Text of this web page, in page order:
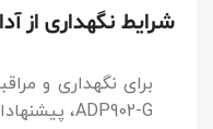
شرایط نگهداری از آداپتور ۹ ولت 2
ADP902-G، پیشنهادات زیر رعایت کنید: